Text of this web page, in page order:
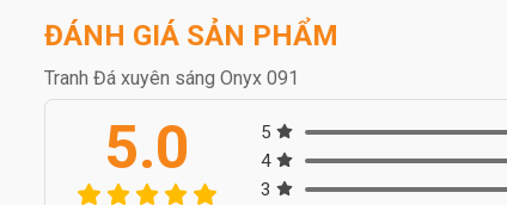
những xui xẻo, giúp gia chủ thuận lợi phát triển trong công
2.3.Bền bỉ với thời gian, dễ vệ sinh lau chùi
Tranh đá tự nhiên bền bỉ cùng thời gian, cho tuổi thọ cao
như: gỗ, sơn, nhựa,… thông thường. Chi phí đầu tư ban
về lâu dài cũng như ưu điểm mà loại tranh này mang lại
Nếu như các chất liệu sơn, gỗ, nhựa,… sau một thời gian
mỹ, tốn thời gian và tiền bạc để sửa chữa thì tranh đá
ĐÁNH GIÁ SẢN PHẨM
Tranh Đá xuyên sáng Onyx 091
5.0 5
4
3